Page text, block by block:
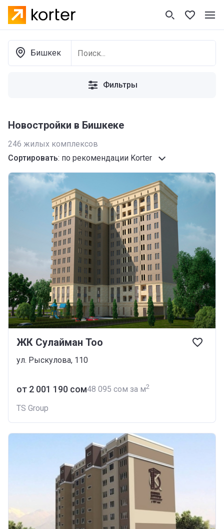
Бишкек
Фильтры
Новостройки в Бишкеке
246 жилых комплексов
Сортировать: по рекомендации Korter
ЖК Сулайман Тоо
ул. Рыскулова, 110
от ‍2 001 190 сом‍48 095 сом за м2
TS Group